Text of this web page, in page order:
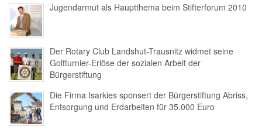
Jugendarmut als Hauptthema beim Stifterforum 2010
Der Rotary Club Landshut-Trausnitz widmet seine
Golfturnier-Erlöse der sozialen Arbeit der
Bürgerstiftung
Die Firma Isarkies sponsert der Bürgerstiftung Abriss,
Entsorgung und Erdarbeiten für 35.000 Euro